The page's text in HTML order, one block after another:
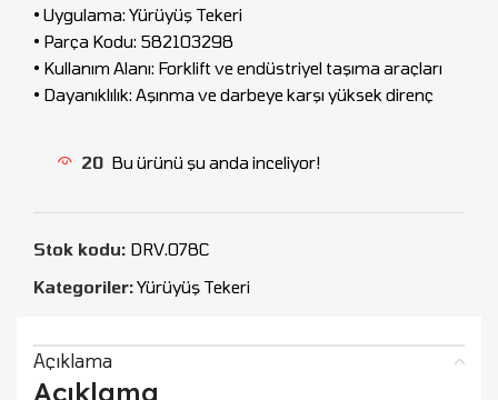
• Uygulama: Yürüyüş Tekeri
• Parça Kodu: 582103298
• Kullanım Alanı: Forklift ve endüstriyel taşıma araçları
• Dayanıklılık: Aşınma ve darbeye karşı yüksek direnç
20 Bu ürünü şu anda inceliyor!
Stok kodu: DRV.078C
Kategoriler:Yürüyüş Tekeri
Açıklama
Açıklama